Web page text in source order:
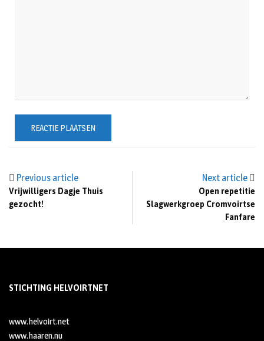
Previous article
Vrijwilligers Dagje Thuis
gezocht!
Next article
Open repetitie
Slagwerkgroep Cromvoirtse
Fanfare
STICHTING HELVOIRTNET
www.helvoirt.net
www.haaren.nu